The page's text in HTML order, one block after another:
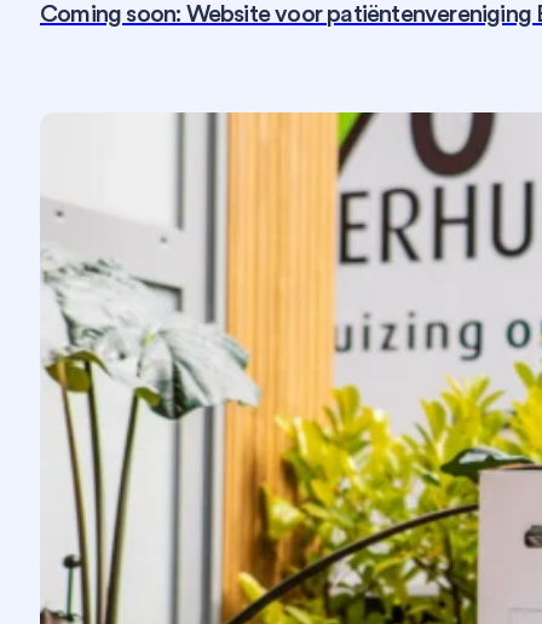
Coming soon: Website voor patiëntenvereniging
Fotografie SEO Social Media Strategie